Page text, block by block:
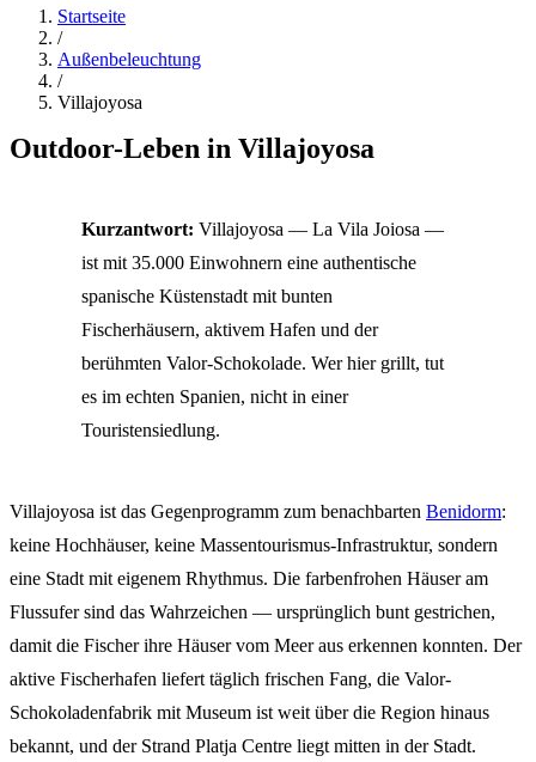
Startseite
/
Außenbeleuchtung
/
Villajoyosa
Outdoor-Leben in Villajoyosa
Kurzantwort: Villajoyosa — La Vila Joiosa —
ist mit 35.000 Einwohnern eine authentische
spanische Küstenstadt mit bunten
Fischerhäusern, aktivem Hafen und der
berühmten Valor-Schokolade. Wer hier grillt, tut
es im echten Spanien, nicht in einer
Touristensiedlung.
Villajoyosa ist das Gegenprogramm zum benachbarten Benidorm:
keine Hochhäuser, keine Massentourismus-Infrastruktur, sondern
eine Stadt mit eigenem Rhythmus. Die farbenfrohen Häuser am
Flussufer sind das Wahrzeichen — ursprünglich bunt gestrichen,
damit die Fischer ihre Häuser vom Meer aus erkennen konnten. Der
aktive Fischerhafen liefert täglich frischen Fang, die Valor-
Schokoladenfabrik mit Museum ist weit über die Region hinaus
bekannt, und der Strand Platja Centre liegt mitten in der Stadt.